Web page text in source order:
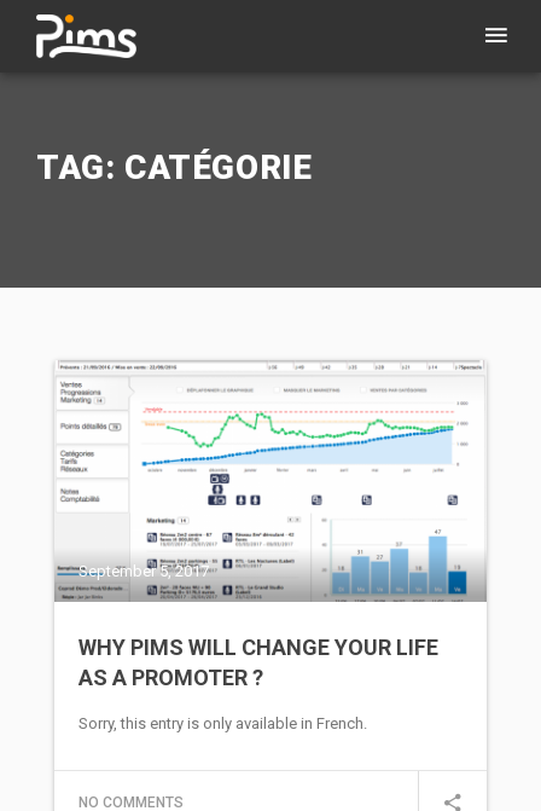
TAG: CATÉGORIE
September 5, 2017
WHY PIMS WILL CHANGE YOUR LIFE
AS A PROMOTER ?
Sorry, this entry is only available in French.
NO COMMENTS